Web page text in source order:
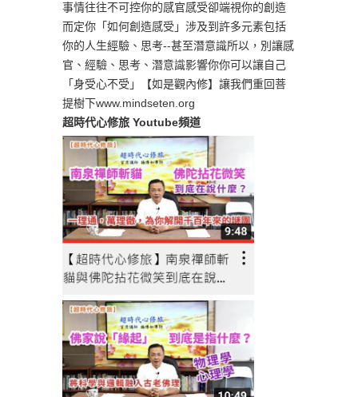
事情往往不可控你的感官感受卻端視你的創造
而定你「如何創造感受」涉及到許多元素包括
你的人生經驗、思考--甚至潛意識所以，別讓感
官、經驗、思考、潛意識影響你你可以讓自己
「身受心不受」【如是觀內修】讓我們重回菩
提樹下www.mindseten.org
超時代心修旅 Youtube頻道